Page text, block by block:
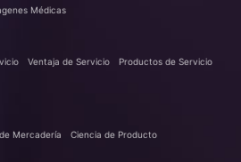
Médicas
Ventaja de Servicio
Productos de Servicio
Mercadería Ciencia de Producto